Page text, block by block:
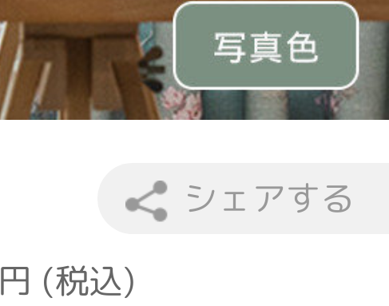
円 (税込)
シェアする